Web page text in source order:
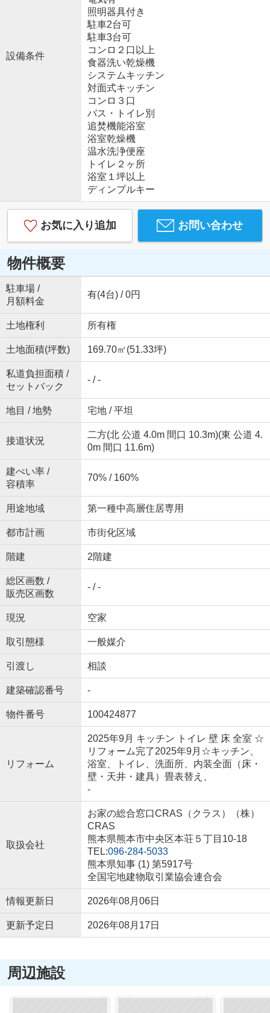
設備条件
照明器具付き
駐車2台可
駐車3台可
コンロ２口以上
食器洗い乾燥機
システムキッチン
対面式キッチン
コンロ３口
バス・トイレ別
追焚機能浴室
浴室乾燥機
温水洗浄便座
トイレ２ヶ所
浴室１坪以上
ディンプルキー
お気に入り追加 お問い合わせ
物件概要
駐車場 /
月額料金
有(4台) / 0円
土地権利 所有権
土地面積(坪数) 169.70㎡(51.33坪)
私道負担面積 /
セットバック
- / -
地目 / 地勢 宅地 / 平坦
接道状況
二方(北 公道 4.0m 間口 10.3m)(東 公道 4.
0m 間口 11.6m)
建ぺい率 /
容積率
70% / 160%
用途地域 第一種中高層住居専用
都市計画 市街化区域
階建 2階建
総区画数 /
販売区画数
- / -
現況 空家
取引態様 一般媒介
引渡し 相談
建築確認番号 -
物件番号 100424877
リフォーム
2025年9月 キッチン トイレ 壁 床 全室 ☆
リフォーム完了2025年9月☆キッチン、
浴室、トイレ、洗面所、内装全面（床・
壁・天井・建具）畳表替え、
-
取扱会社
お家の総合窓口CRAS（クラス）（株）
CRAS
熊本県熊本市中央区本荘５丁目10-18
TEL:096-284-5033
熊本県知事 (1) 第5917号
全国宅地建物取引業協会連合会
情報更新日 2026年08月06日
更新予定日 2026年08月17日
周辺施設